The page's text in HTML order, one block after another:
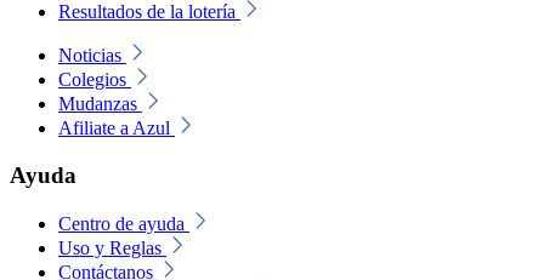
Resultados de la lotería
Noticias
Colegios
Mudanzas
Afiliate a Azul
Ayuda
Centro de ayuda
Uso y Reglas
Contáctanos